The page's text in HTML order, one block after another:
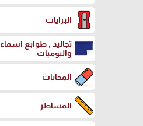
البرايات
تجاليد , طوابع اسماء
واليوميات
المحايات
المساطر